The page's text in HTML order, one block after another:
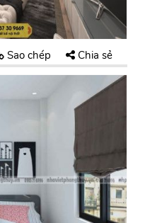
Sao chép Chia sẻ